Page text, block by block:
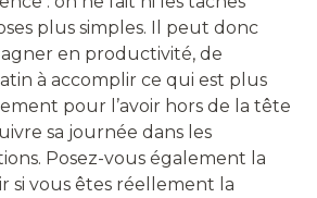
plus simples. Il peut donc
en productivité, de
à accomplir ce qui est plus
pour l’avoir hors de la tête
sa journée dans les
Posez-vous également la
si vous êtes réellement la